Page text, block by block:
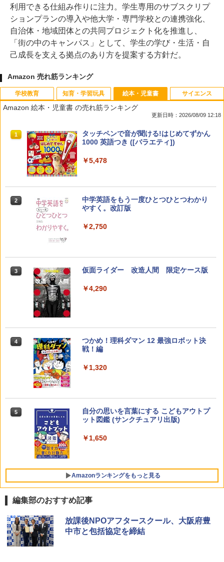
利用できる仕組み作りに注力。学生専用のサブスクリプ
ションプランの導入や他大学・専門学校との連携強化、
自治体・地域団体との共同プロジェクト化を推進し、
「街の中のキャンパス」として、学生の学び・生活・自
己成長を支える拠点のあり方を提案する方針だ。
Amazon 売れ筋ランキング
学校教育
1 教育者のためのコーチング入門
2
カウンセリングとは何か 変化するという
こと (講談社現代新書 2787)
￥1,540
3 先生のためのGoogle AI完全攻略図鑑
￥-
4 子どもが変わる魔法の言葉
￥2,200
5
向山洋一の系譜、その先へ 授業の腕を磨
く法則: 教育技術が子供の可能性を伸ば
知育・学習玩具
1
パイロット スイスイおえかき for Study
何回も書ける! れんしゅうボード ひらが
育
【くもん出版公式特別セット】くもん出
版(KUMON PUBLISHING) くもんの日本
地図パズル 日本の世界遺産すごろく付き
￥4,046
￥2,127
Joyreal モンテッソーリ ビジーボード 知
早期開発 (スタンダード・エディション)
￥2,959
対象年齢6歳から 数千点のキッズコンテ
ンツが1年間使い放題
￥26,980
絵本・児童書
Amazon 絵本・児童書 の売れ筋ランキング
更新日時：2026/08/09 12:18
1
タッチペンで音が聞ける!はじめてずかん
1000 英語つき ([バラエティ])
￥5,478
2
中学英語をもう一度ひとつひとつわかり
やすく。改訂版
￥2,750
3 仮面ライダー 改造人間 限定ケース版
￥4,290
4
つかめ！理科ダマン 12 最強ロボット決
戦！編
￥1,320
5
自分の思いを言葉にする こどもアウトプ
ット図鑑 (サンクチュアリ出版)
￥1,650
Amazonランキングをもっと見る
サイエンス
1
ThinkFun ボードゲーム 「サーキット・
メイズ」 配線回路をプログラミングする
日本語説明書付 8歳~ 76341 誕生日 クリ
編集部のおすすめ記事
放課後NPOアフタースクール、大阪府豊
中市と包括協定を締結